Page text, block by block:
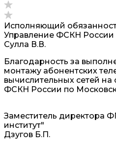
Исполняющий
Управление ФСКН России
Сулла В.В.
Благодарность за
монтажу абонентских
вычислительных сетей на
ФСКН России по
Заместитель директора
институт"
Дзугов Б.П.